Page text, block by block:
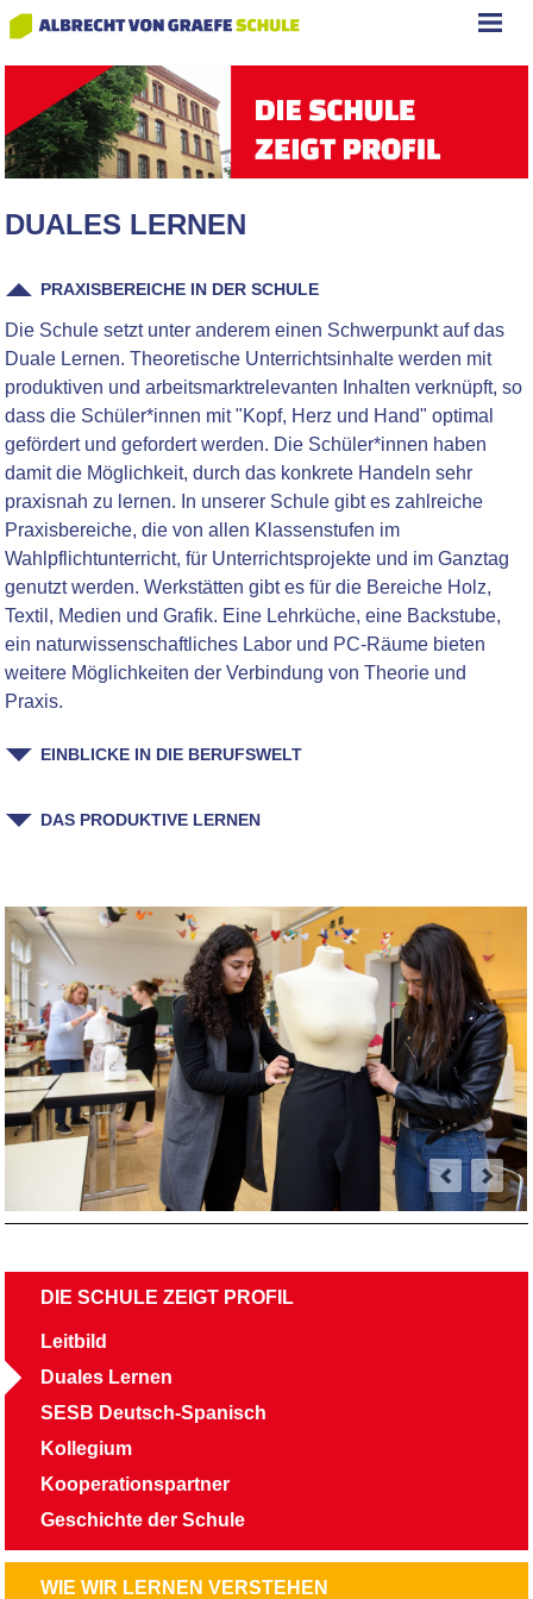
DUALES LERNEN
PRAXISBEREICHE IN DER SCHULE
Die Schule setzt unter anderem einen Schwerpunkt auf das
Duale Lernen. Theoretische Unterrichtsinhalte werden mit
produktiven und arbeitsmarktrelevanten Inhalten verknüpft, so
dass die Schüler*innen mit "Kopf, Herz und Hand" optimal
gefördert und gefordert werden. Die Schüler*innen haben
damit die Möglichkeit, durch das konkrete Handeln sehr
praxisnah zu lernen. In unserer Schule gibt es zahlreiche
Praxisbereiche, die von allen Klassenstufen im
Wahlpflichtunterricht, für Unterrichtsprojekte und im Ganztag
genutzt werden. Werkstätten gibt es für die Bereiche Holz,
Textil, Medien und Grafik. Eine Lehrküche, eine Backstube,
ein naturwissenschaftliches Labor und PC-Räume bieten
weitere Möglichkeiten der Verbindung von Theorie und
Praxis.
EINBLICKE IN DIE BERUFSWELT
DAS PRODUKTIVE LERNEN
NAVIGATION
DIE SCHULE ZEIGT PROFIL
Leitbild
Duales Lernen
SESB Deutsch-Spanisch
Kollegium
Kooperationspartner
Geschichte der Schule
NAVIGATION
WIE WIR LERNEN VERSTEHEN